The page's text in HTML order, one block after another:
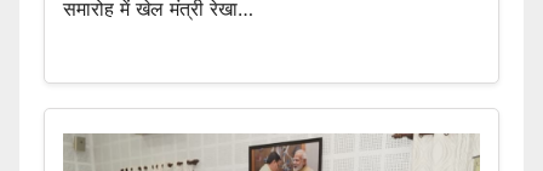
समारोह में खेल मंत्री रेखा…